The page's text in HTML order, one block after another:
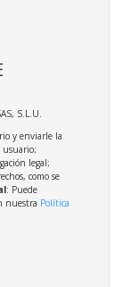
S.L.U.
y enviarle la
legal;
como se
: Puede
nuestra Política